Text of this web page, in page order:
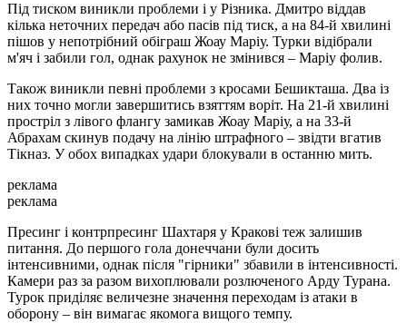
Під тиском виникли проблеми і у Різника. Дмитро віддав
кілька неточних передач або пасів під тиск, а на 84-й хвилині
пішов у непотрібний обіграш Жоау Маріу. Турки відібрали
м'яч і забили гол, однак рахунок не змінився – Маріу фолив.
Також виникли певні проблеми з кросами Бешикташа. Два із
них точно могли завершитись взяттям воріт. На 21-й хвилині
простріл з лівого флангу замикав Жоау Маріу, а на 33-й
Абрахам скинув подачу на лінію штрафного – звідти вгатив
Тікназ. У обох випадках удари блокували в останню мить.
реклама
реклама
Пресинг і контрпресинг Шахтаря у Кракові теж залишив
питання. До першого гола донеччани були досить
інтенсивними, однак після "гірники" збавили в інтенсивності.
Камери раз за разом вихоплювали розлюченого Арду Турана.
Турок приділяє величезне значення переходам із атаки в
оборону – він вимагає якомога вищого темпу.